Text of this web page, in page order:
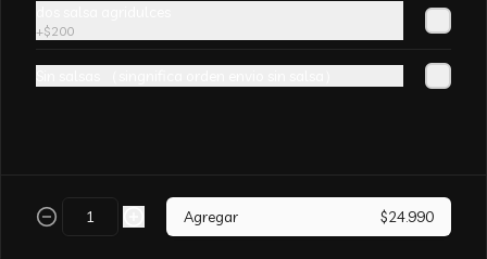
+$200
Agregar $24.990